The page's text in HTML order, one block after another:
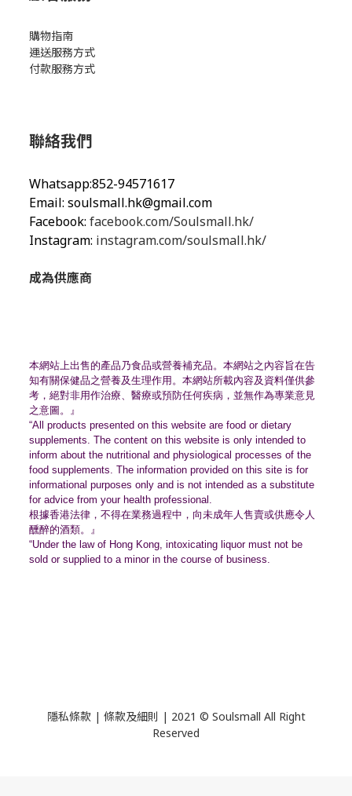
購物指南
運送服務方式
付款服務方式
聯絡我們
Whatsapp:852-94571617
Email: soulsmall.hk@gmail.com
Facebook: facebook.com/Soulsmall.hk/
Instagram: instagram.com/soulsmall.hk/
成為供應商
本網站上出售的產品乃食品或營養補充品。 本網站之內容旨在告
知有關保健品之營養及生理作用。 本網站所載內容及資料僅供參
考，絕對非用作治療、 醫療或預防任何疾病，並無作為專業意見
之意圖。』
“All products presented on this website are food or dietary
supplements. The content on this website is only intended to
inform about the nutritional and physiological processes of the
food supplements. The information provided on this site is for
informational purposes only and is not intended as a substitute
for advice from your health professional.
根據香港法律，不得在業務過程中， 向未成年人售賣或供應令人
醺醉的酒類。』
“Under the law of Hong Kong, intoxicating liquor must not be
sold or supplied to a minor in the course of business.
隱私條款 | 條款及細則 | 2021 © Soulsmall All Right
Reserved